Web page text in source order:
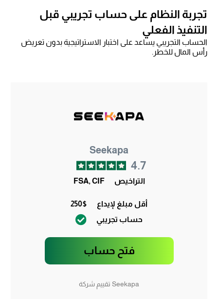
تجربة النظام على حساب تجريبي قبل
التنفيذ الفعلي
الحساب التجريبي يساعد على اختبار الاستراتيجية بدون تعريض
رأس المال للخطر.
Seekapa
4.7
التراخيص FSA, CIF
أقل مبلغ لإيداع
250$
حساب تجريبي
فتح حساب
Seekapa تقييم شركة